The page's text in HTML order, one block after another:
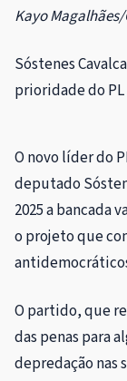
Kayo
Sóstenes
prioridade do PL
O novo líder do
deputado
2025 a bancada
o projeto que
O partido, que
das penas para
depredação nas